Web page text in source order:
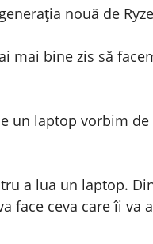
nouă de
mai bine zis să
un laptop vorbim
a lua un laptop.
face ceva care îi va